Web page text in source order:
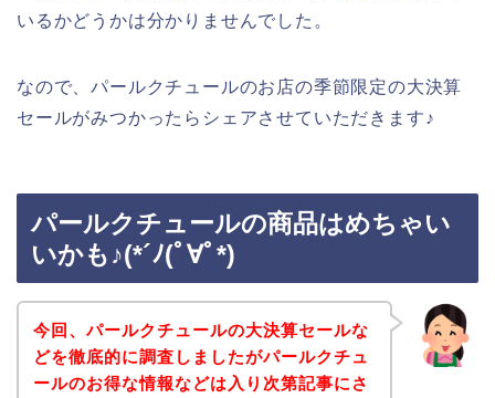
いるかどうかは分かりませんでした。
なので、パールクチュールのお店の季節限定の大決算
セールがみつかったらシェアさせていただきます♪
パールクチュールの商品はめちゃい
いかも♪(*´ﾉ(ﾟ∀ﾟ*)
今回、パールクチュールの大決算セールな
どを徹底的に調査しましたがパールクチュ
ールのお得な情報などは入り次第記事にさ